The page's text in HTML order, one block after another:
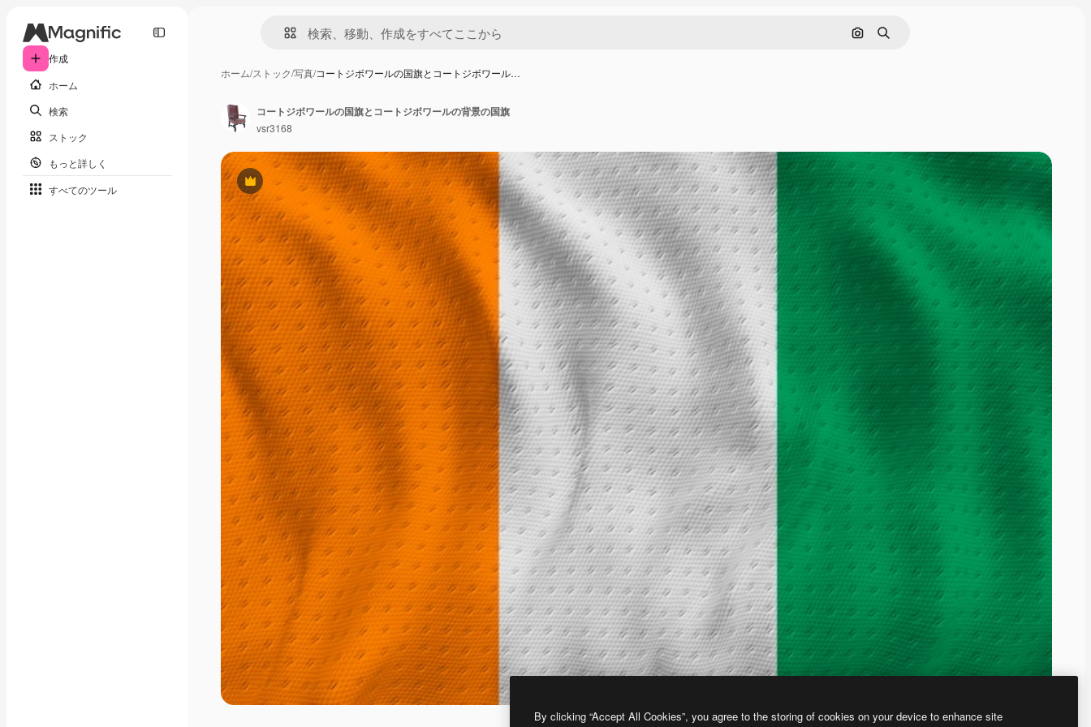
作成
ホーム
検索
ストック
もっと詳しく
すべてのツール
画像で検索
検索
ホーム/ストック/写真/コートジボワールの国旗とコートジボワール…
Premium
コートジボワールの国旗とコートジボワールの背景の国旗
vsr3168
By clicking “Accept All Cookies”, you agree to the storing of cookies on your device to enhance site